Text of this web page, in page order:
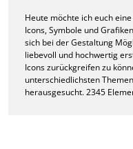
Heute möchte ich euch
Icons, Symbole und
sich bei der Gestaltung
liebevoll und hochwertig
Icons zurückgreifen zu
unterschiedlichsten
herausgesucht. 2345